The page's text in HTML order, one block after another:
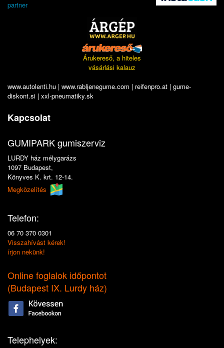
partner
Árukereső, a hiteles
vásárlási kalauz
www.autolenti.hu | www.rabljenegume.com | reifenpro.at | gume-
diskont.si | xxl-pneumatiky.sk
Kapcsolat
GUMIPARK gumiszerviz
LURDY ház mélygarázs
1097 Budapest,
Könyves K. krt. 12-14.
Megközelítés
Telefon:
06 70 370 0301
Visszahívást kérek!
írjon nekünk!
Online foglalok időpontot
(Budapest IX. Lurdy ház)
Telephelyek: